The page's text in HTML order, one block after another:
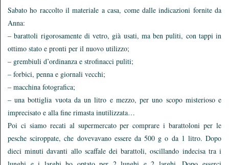
Sabato ho raccolto il materiale a casa, come dalle indicazioni fornite da
Anna:
– barattoli rigorosamente di vetro, già usati, ma ben puliti, con tappi in
ottimo stato e pronti per il nuovo utilizzo;
– grembiuli d’ordinanza e strofinacci puliti;
– forbici, penna e giornali vecchi;
– macchina fotografica;
– una bottiglia vuota da un litro e mezzo, per uno scopo misterioso e
imprecisato e alla fine rimasta inutilizzata…
Poi ci siamo recati al supermercato per comprare i barattoloni per le
pesche sciroppate, che dovevavano essere da 500 g o da 1 litro. Dopo
dieci minuti davanti allo scaffale dei barattoli, oscillando indecisa tra i